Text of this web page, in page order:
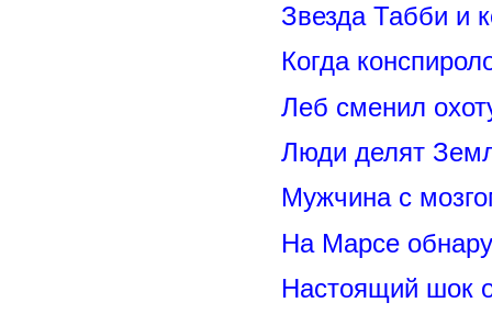
Звезда Табби и
Когда
Леб сменил
Люди делят
Мужчина с
На Марсе
Настоящий шок